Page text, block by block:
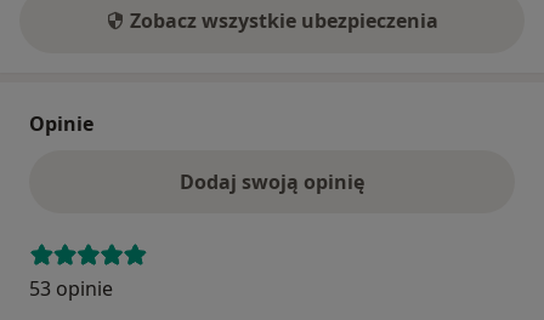
Zobacz wszystkie ubezpieczenia
Opinie
Dodaj swoją opinię
53 opinie